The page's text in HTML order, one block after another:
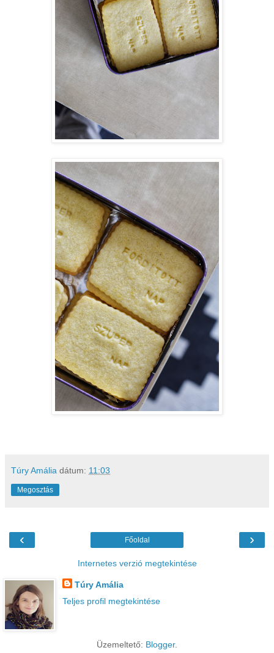
Túry Amália dátum: 11:03
Megosztás
‹ ›
Főoldal
Internetes verzió megtekintése
Túry Amália
Teljes profil megtekintése
Üzemeltető: Blogger.